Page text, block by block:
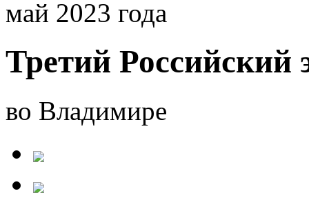
май 2023 года
Третий Российский
во Владимире